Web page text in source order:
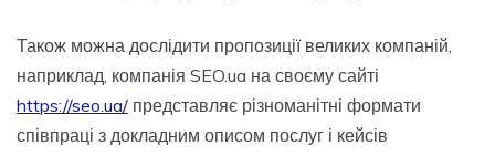
Також можна дослідити пропозиції великих компаній,
наприклад, компанія SEO.ua на своєму сайті
https://seo.ua/ представляє різноманітні формати
співпраці з докладним описом послуг і кейсів